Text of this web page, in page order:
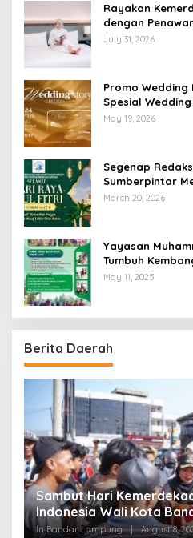
Rayakan
dengan
Relax di Holiday
July 31, 2026
Promo Wedding
Spesial
Swiss-Belhotel
May 19, 2026
Segenap
Sumberpintar
Raya Idul Fitri
March 20, 2026
Yayasan
Tumbuh
Cerdas dan
May 11, 2025
Berita Daerah
Sambut Hari
Indonesia Wali Kota
Bagikan Bendera Merah
In Bandar Lampung | August 8,